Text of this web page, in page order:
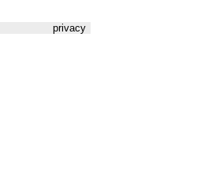
privacy